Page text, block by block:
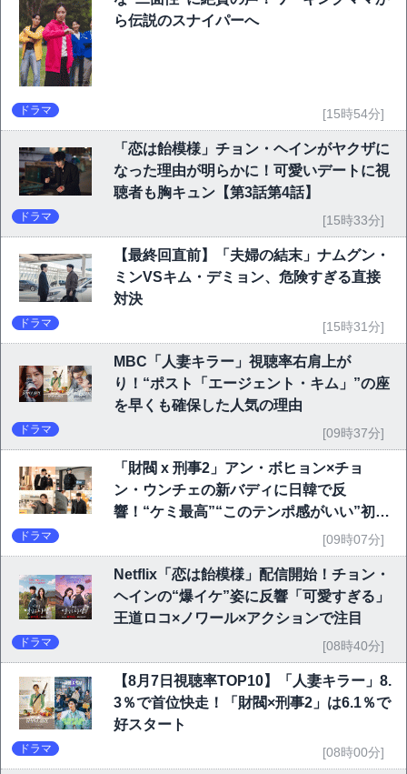
ら伝説のスナイパーへ
ドラマ [15時54分]
「恋は飴模様」チョン・ヘインがヤクザに
なった理由が明らかに！可愛いデートに視
聴者も胸キュン【第3話第4話】
ドラマ [15時33分]
【最終回直前】「夫婦の結末」ナムグン・
ミンVSキム・デミョン、危険すぎる直接
対決
ドラマ [15時31分]
MBC「人妻キラー」視聴率右肩上が
り！“ポスト「エージェント・キム」”の座
を早くも確保した人気の理由
ドラマ [09時37分]
「財閥 x 刑事2」アン・ボヒョン×チョ
ン・ウンチェの新バディに日韓で反
響！“ケミ最高”“このテンポ感がいい”初回
ドラマ [09時07分]
Netflix「恋は飴模様」配信開始！チョン・
ヘインの“爆イケ”姿に反響「可愛すぎる」
王道ロコ×ノワール×アクションで注目
ドラマ [08時40分]
【8月7日視聴率TOP10】「人妻キラー」8.
3％で首位快走！「財閥×刑事2」は6.1％で
好スタート
ドラマ [08時00分]